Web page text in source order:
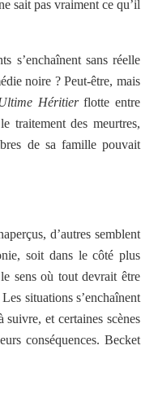
sait pas vraiment ce qu’il
s’enchaînent sans réelle
noire ? Peut-être, mais
Héritierflotte entre
traitement des meurtres,
de sa famille pouvait
d’autres semblent
soit dans le côté plus
sens où tout devrait être
situations s’enchaînent
et certaines scènes
conséquences. Becket